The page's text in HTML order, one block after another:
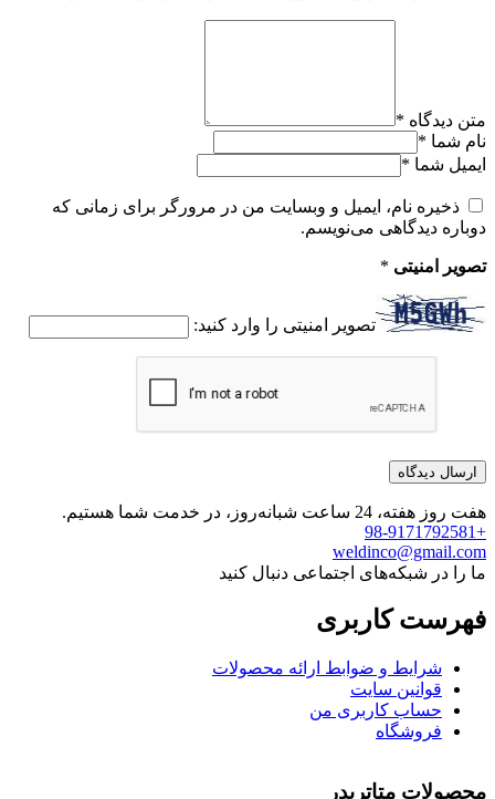
متن دیدگاه *
نام شما *
ایمیل شما *
ذخیره نام، ایمیل و وبسایت من در مرورگر برای زمانی که
دوباره دیدگاهی می‌نویسم.
تصویر امنیتی *
تصویر امنیتی را وارد کنید:
هفت روز هفته، 24 ساعت شبانه‌روز، در خدمت شما هستیم.
+98-9171792581
weldinco@gmail.com
ما را در شبکه‌های اجتماعی دنبال کنید
فهرست کاربری
شرایط و ضوابط ارائه محصولات
قوانین سایت
حساب کاربری من
فروشگاه
محصولات متاتریدر